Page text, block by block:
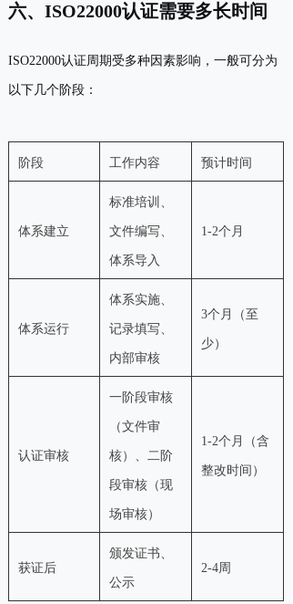
六、ISO22000认证需要多长时间
ISO22000认证周期受多种因素影响，一般可分为
以下几个阶段：
阶段 工作内容 预计时间
体系建立
标准培训、
文件编写、
体系导入
1-2个月
体系运行
体系实施、
记录填写、
内部审核
3个月（至
少）
认证审核
一阶段审核
（文件审
核）、二阶
段审核（现
场审核）
1-2个月（含
整改时间）
获证后
颁发证书、
公示
2-4周